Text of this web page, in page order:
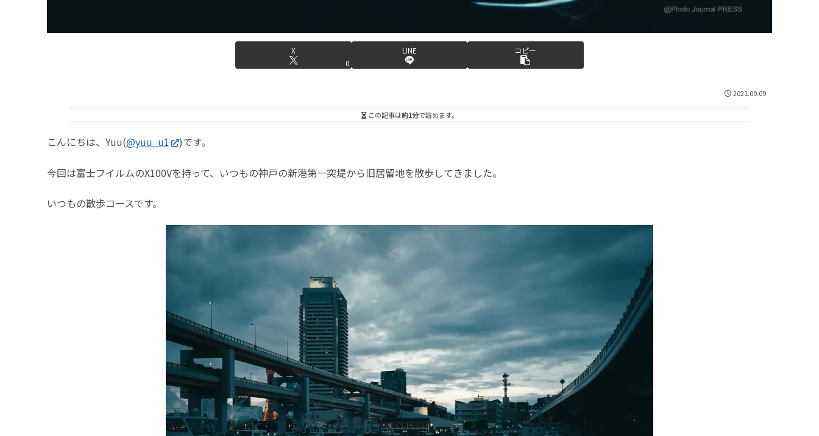
X
0
LINE コピー
2021.09.09
この記事は約1分で読めます。
こんにちは、Yuu(@yuu_u1 )です。
今回は富士フイルムのX100Vを持って、いつもの神戸の新港第一突堤から旧居留地を散歩してきました。
いつもの散歩コースです。